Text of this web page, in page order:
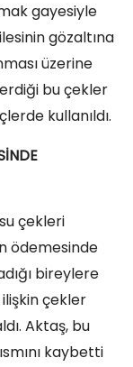
gayesiyle
gözaltına
üzerine
bu çekler
kullanıldı.
çekleri
ödemesinde
bireylere
çekler
Aktaş, bu
kaybetti